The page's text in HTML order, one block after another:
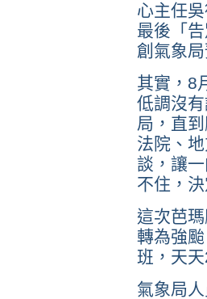
心主任
最後「
創氣象
其實，8
低調沒
局，直
法院、
談，讓
不住，決
這次芭
轉為強
班，天
氣象局